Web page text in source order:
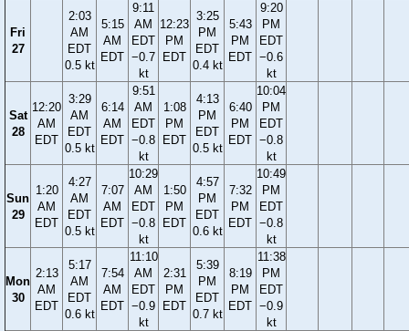
Fri
27
2:03
AM
EDT
0.5 kt
5:15
AM
EDT
9:11
AM
EDT
−0.7
kt
12:23
PM
EDT
3:25
PM
EDT
0.4 kt
5:43
PM
EDT
9:20
PM
EDT
−0.6
kt
Sat
28
12:20
AM
EDT
3:29
AM
EDT
0.5 kt
6:14
AM
EDT
9:51
AM
EDT
−0.8
kt
1:08
PM
EDT
4:13
PM
EDT
0.5 kt
6:40
PM
EDT
10:04
PM
EDT
−0.8
kt
Sun
29
1:20
AM
EDT
4:27
AM
EDT
0.5 kt
7:07
AM
EDT
10:29
AM
EDT
−0.8
kt
1:50
PM
EDT
4:57
PM
EDT
0.6 kt
7:32
PM
EDT
10:49
PM
EDT
−0.8
kt
Mon
30
2:13
AM
EDT
5:17
AM
EDT
0.6 kt
7:54
AM
EDT
11:10
AM
EDT
−0.9
kt
2:31
PM
EDT
5:39
PM
EDT
0.7 kt
8:19
PM
EDT
11:38
PM
EDT
−0.9
kt